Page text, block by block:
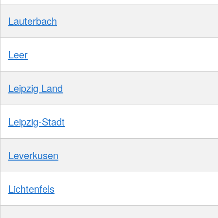
Lauterbach
Leer
Leipzig Land
Leipzig-Stadt
Leverkusen
Lichtenfels